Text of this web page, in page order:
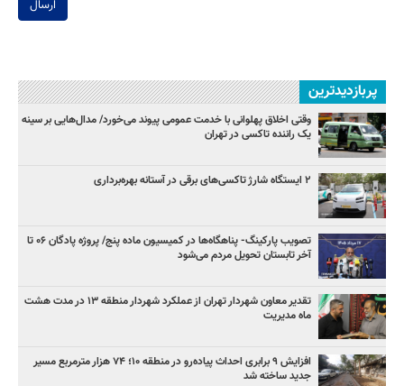
ارسال
پربازدیدترین
وقتی اخلاق پهلوانی با خدمت عمومی پیوند می‌خورد/ مدال‌هایی بر سینه
یک راننده تاکسی در تهران
۲ ایستگاه شارژ تاکسی‌های برقی در آستانه بهره‌برداری
تصویب پارکینگ- پناهگاه‌ها در کمیسیون ماده پنج/ پروژه پادگان ۰۶ تا
آخر تابستان تحویل مردم می‌شود
تقدیر معاون شهردار تهران از عملکرد شهردار منطقه ۱۳ در مدت هشت
ماه مدیریت
افزایش ۹ برابری احداث پیاده‌رو در منطقه ۱۰؛ ۷۴ هزار مترمربع مسیر
جدید ساخته شد